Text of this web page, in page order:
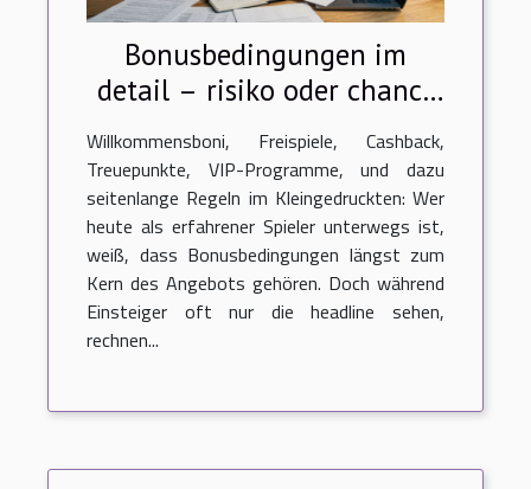
Bonusbedingungen im
detail – risiko oder chance
für erfahrene spieler?
Willkommensboni, Freispiele, Cashback,
Treuepunkte, VIP-Programme, und dazu
seitenlange Regeln im Kleingedruckten: Wer
heute als erfahrener Spieler unterwegs ist,
weiß, dass Bonusbedingungen längst zum
Kern des Angebots gehören. Doch während
Einsteiger oft nur die headline sehen,
rechnen...